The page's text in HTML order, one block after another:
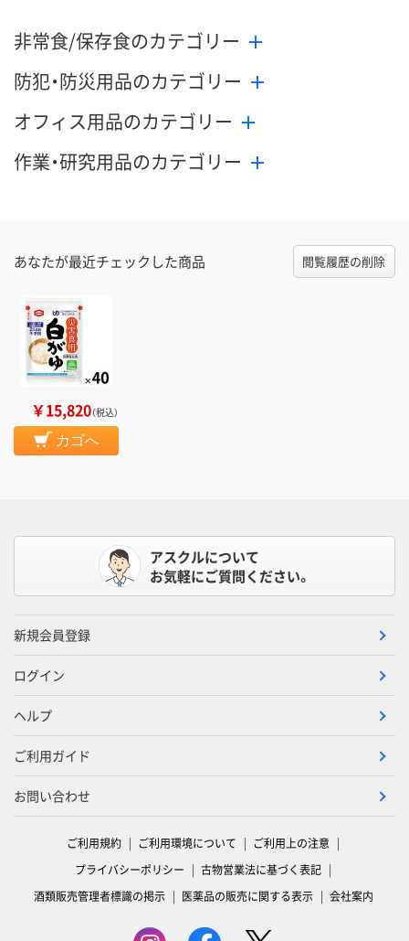
非常食/保存食のカテゴリー
防犯・防災用品のカテゴリー
オフィス用品のカテゴリー
作業・研究用品のカテゴリー
あなたが最近チェックした商品 閲覧履歴の削除
￥15,820（税込）
カゴへ
アスクルについて
お気軽にご質問ください。
新規会員登録
ログイン
ヘルプ
ご利用ガイド
お問い合わせ
ご利用規約 ご利用環境について
ご利用上の注意
プライバシーポリシー
古物営業法に基づく表記
酒類販売管理者標識の掲示
医薬品の販売に関する表示 会社案内